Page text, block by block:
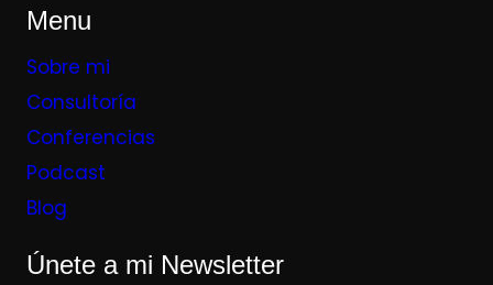
Menu
Sobre mi
Consultoría
Conferencias
Podcast
Blog
Únete a mi Newsletter